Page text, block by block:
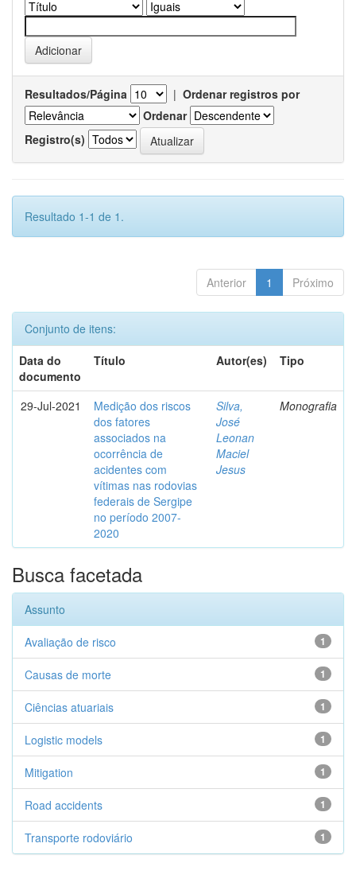
Resultados/Página | Ordenar registros por
Ordenar
Registro(s)
Resultado 1-1 de 1.
Anterior 1 Próximo
Conjunto de itens:
Data do
documento
Título Autor(es) Tipo
29-Jul-2021
Medição dos riscos
dos fatores
associados na
ocorrência de
acidentes com
vítimas nas rodovias
federais de Sergipe
no período 2007-
2020
Silva,
José
Leonan
Maciel
Jesus
Monografia
Busca facetada
Assunto
1
Avaliação de risco
1
Causas de morte
1
Ciências atuariais
1
Logistic models
1
Mitigation
1
Road accidents
1
Transporte rodoviário